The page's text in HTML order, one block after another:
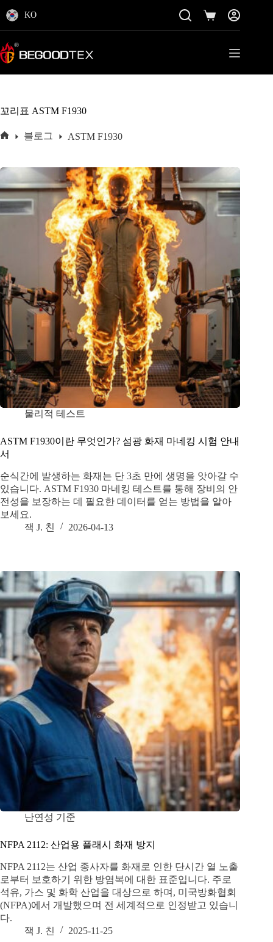
텐
츠
로
바
KO
쇼
핑
꼬리표 ASTM F1930
블로그 ASTM F1930
물리적 테스트
ASTM F1930이란 무엇인가? 섬광 화재 마네킹 시험 안내
서
순식간에 발생하는 화재는 단 3초 만에 생명을 앗아갈 수
있습니다. ASTM F1930 마네킹 테스트를 통해 장비의 안
전성을 보장하는 데 필요한 데이터를 얻는 방법을 알아
보세요.
잭 J. 친
2026-04-13
난연성 기준
NFPA 2112: 산업용 플래시 화재 방지
NFPA 2112는 산업 종사자를 화재로 인한 단시간 열 노출
로부터 보호하기 위한 방염복에 대한 표준입니다. 주로
석유, 가스 및 화학 산업을 대상으로 하며, 미국방화협회
(NFPA)에서 개발했으며 전 세계적으로 인정받고 있습니
다.
잭 J. 친
2025-11-25